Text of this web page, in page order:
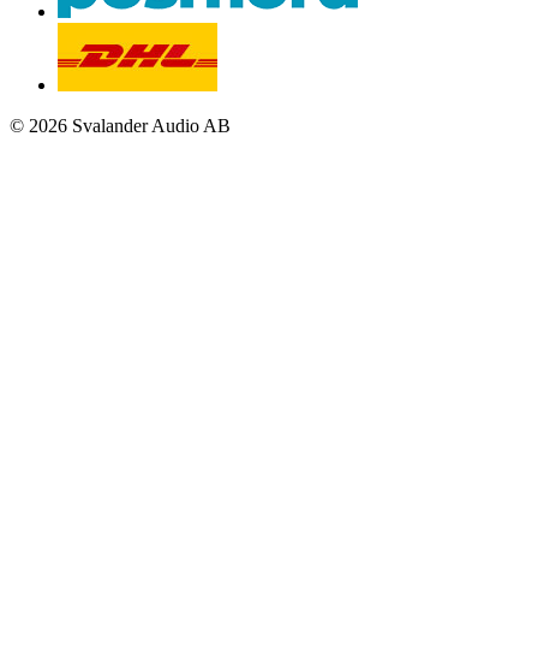
© 2026 Svalander Audio AB